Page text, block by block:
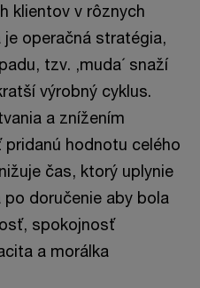
klientov v rôznych
operačná stratégia,
tzv. ,muda´ snaží
výrobný cyklus.
a znížením
hodnotu celého
čas, ktorý uplynie
doručenie aby bola
spokojnosť
a morálka